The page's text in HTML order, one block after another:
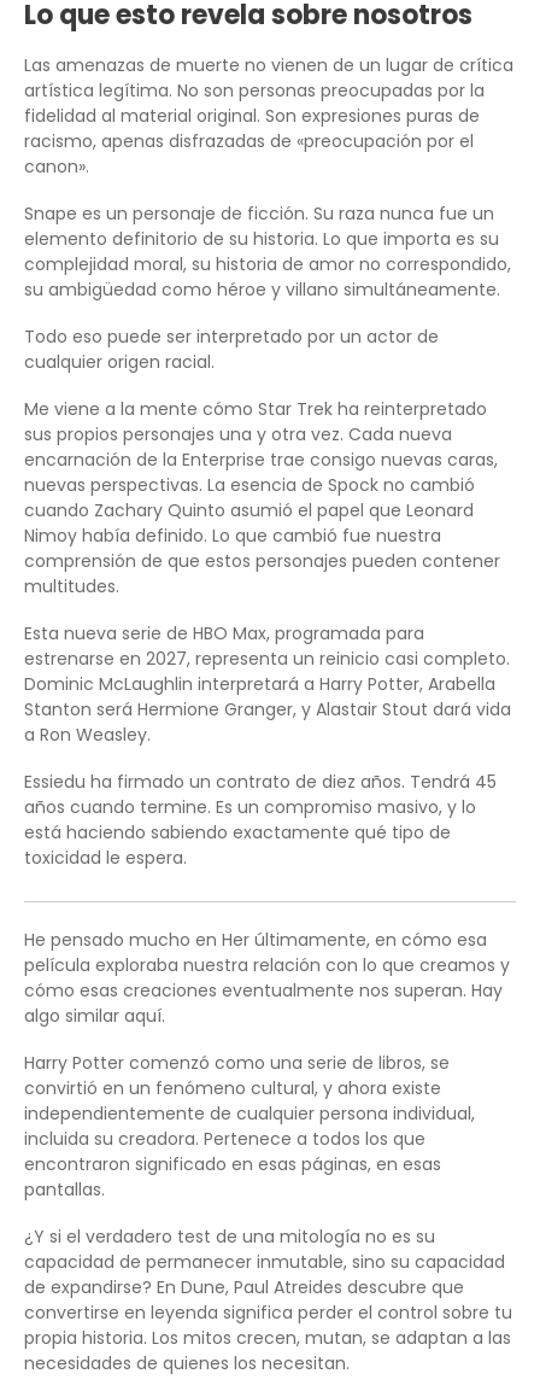
Lo que esto revela sobre nosotros
Las amenazas de muerte no vienen de un lugar de crítica
artística legítima. No son personas preocupadas por la
fidelidad al material original. Son expresiones puras de
racismo, apenas disfrazadas de «preocupación por el
canon».
Snape es un personaje de ficción. Su raza nunca fue un
elemento definitorio de su historia. Lo que importa es su
complejidad moral, su historia de amor no correspondido,
su ambigüedad como héroe y villano simultáneamente.
Todo eso puede ser interpretado por un actor de
cualquier origen racial.
Me viene a la mente cómo Star Trek ha reinterpretado
sus propios personajes una y otra vez. Cada nueva
encarnación de la Enterprise trae consigo nuevas caras,
nuevas perspectivas. La esencia de Spock no cambió
cuando Zachary Quinto asumió el papel que Leonard
Nimoy había definido. Lo que cambió fue nuestra
comprensión de que estos personajes pueden contener
multitudes.
Esta nueva serie de HBO Max, programada para
estrenarse en 2027, representa un reinicio casi completo.
Dominic McLaughlin interpretará a Harry Potter, Arabella
Stanton será Hermione Granger, y Alastair Stout dará vida
a Ron Weasley.
Essiedu ha firmado un contrato de diez años. Tendrá 45
años cuando termine. Es un compromiso masivo, y lo
está haciendo sabiendo exactamente qué tipo de
toxicidad le espera.
He pensado mucho en Her últimamente, en cómo esa
película exploraba nuestra relación con lo que creamos y
cómo esas creaciones eventualmente nos superan. Hay
algo similar aquí.
Harry Potter comenzó como una serie de libros, se
convirtió en un fenómeno cultural, y ahora existe
independientemente de cualquier persona individual,
incluida su creadora. Pertenece a todos los que
encontraron significado en esas páginas, en esas
pantallas.
¿Y si el verdadero test de una mitología no es su
capacidad de permanecer inmutable, sino su capacidad
de expandirse? En Dune, Paul Atreides descubre que
convertirse en leyenda significa perder el control sobre tu
propia historia. Los mitos crecen, mutan, se adaptan a las
necesidades de quienes los necesitan.